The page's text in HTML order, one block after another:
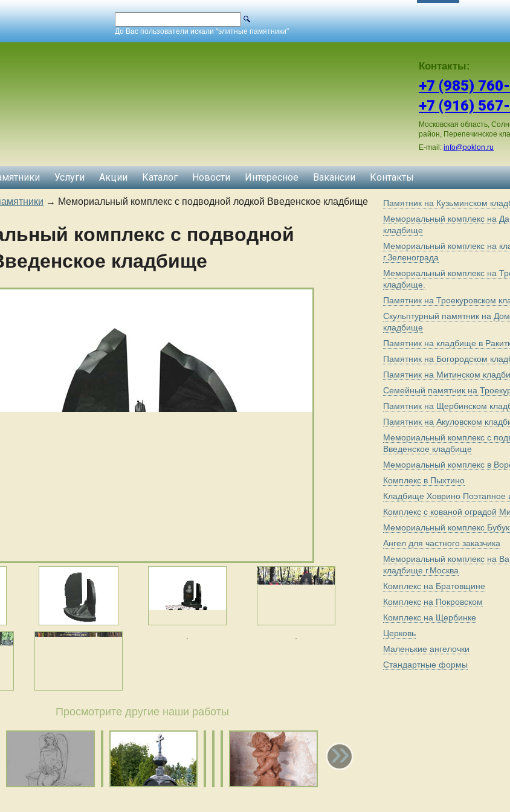
До Вас пользователи искали "элитные памятники"
Контакты:
+7 (985)
+7 (916)
Московская область,
район, Перепечинское
E-mail: info@poklon.ru
Услуги Акции Каталог Новости Интересное Вакансии Контакты
→ Мемориальный комплекс с подводной лодкой Введенское кладбище
комплекс с подводной
кладбище
Просмотрите другие наши работы
»
Памятник на Кузьминском
Мемориальный комплекс на
кладбище
Мемориальный комплекс на
г.Зеленограда
Мемориальный комплекс на
кладбище.
Памятник на Троекуровском
Скульптурный памятник на
кладбище
Памятник на кладбище в
Памятник на Богородском
Памятник на Митинском
Семейный памятник на
Памятник на Щербинском
Памятник на Акуловском
Мемориальный комплекс с
Введенское кладбище
Мемориальный комплекс в
Комплекс в Пыхтино
Кладбище Ховрино Поэтапное
Комплекс с кованой оградой
Мемориальный комплекс
Ангел для частного заказчика
Мемориальный комплекс на
кладбище г.Москва
Комплекс на Братовщине
Комплекс на Покровском
Комплекс на Щербинке
Церковь
Маленькие ангелочки
Стандартные формы